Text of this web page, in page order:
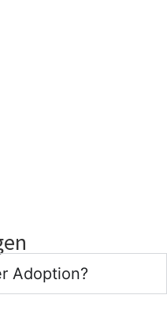
Adop­ti­on?